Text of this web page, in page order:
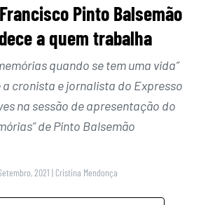
Pinto Balsemão
a quem trabalha
quando se tem uma vida”
cronista e jornalista do Expresso
na sessão de apresentação do
de Pinto Balsemão
2021 | Cristina Mendonça